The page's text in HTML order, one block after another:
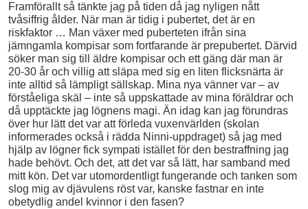
Framförallt så tänkte jag på tiden då jag nyligen nått
tvåsiffrig ålder. När man är tidig i pubertet, det är en
riskfaktor … Man växer med puberteten ifrån sina
jämngamla kompisar som fortfarande är prepubertet. Därvid
söker man sig till äldre kompisar och ett gäng där man är
20-30 år och villig att släpa med sig en liten flicksnärta är
inte alltid så lämpligt sällskap. Mina nya vänner var – av
förståeliga skäl – inte så uppskattade av mina föräldrar och
då upptäckte jag lögnens magi. Än idag kan jag förundras
över hur lätt det var att förleda vuxenvärlden (skolan
informerades också i rädda Ninni-uppdraget) så jag med
hjälp av lögner fick sympati istället för den bestraffning jag
hade behövt. Och det, att det var så lätt, har samband med
mitt kön. Det var utomordentligt fungerande och tanken som
slog mig av djävulens röst var, kanske fastnar en inte
obetydlig andel kvinnor i den fasen?